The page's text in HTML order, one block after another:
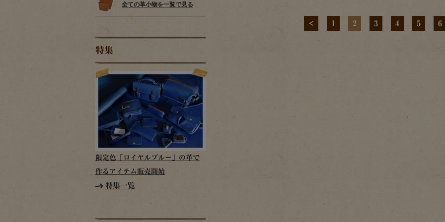
全ての革小物を一覧で見る
特集
限定色「ロイヤルブルー」の革で
作るアイテム販売開始
特集一覧
< 1 2 3 4 5 6